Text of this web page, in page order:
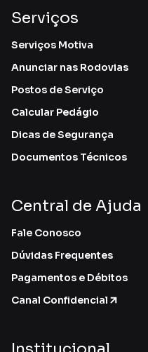
Serviços
Serviços Motiva
Anunciar nas Rodovias
Postos de Serviço
Calcular Pedágio
Dicas de Segurança
Documentos Técnicos
Central de Ajuda
Fale Conosco
Dúvidas Frequentes
Pagamentos e Débitos
Canal Confidencial